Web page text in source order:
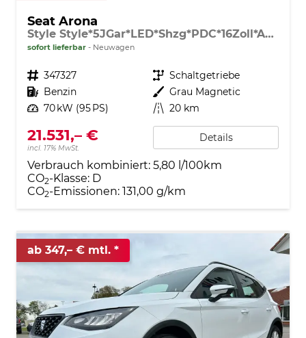
Seat Arona
Style Style*5JGar*LED*Shzg*PDC*16Zoll*ACA*
sofort lieferbar Neuwagen
Fahrzeugnr. 347327 Getriebe Schaltgetriebe
Kraftstoff Benzin Außenfarbe Grau Magnetic
Leistung 70 kW (95 PS) Kilometerstand 20 km
21.531,– €
incl. 17% MwSt.
Details
Verbrauch kombiniert: 5,80 l/100km
CO2-Klasse: D
CO2-Emissionen: 131,00 g/km
ab 347,– € mtl.